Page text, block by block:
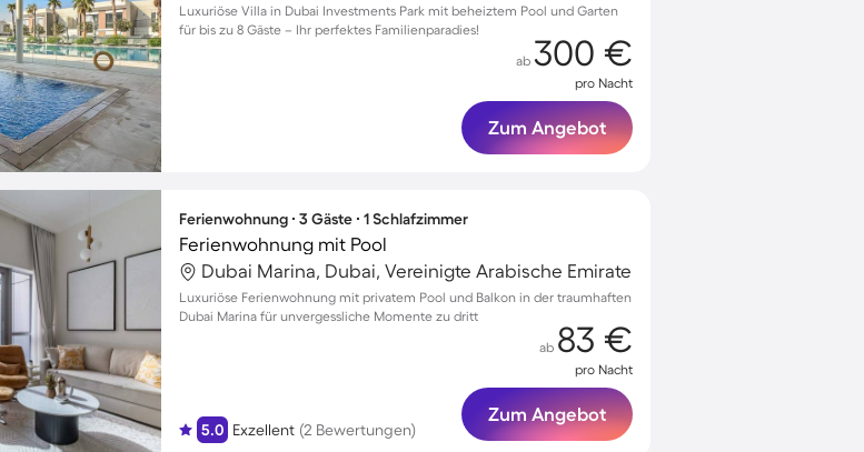
Luxuriöse Villa in Dubai Investments Park mit beheiztem Pool und Garten
für bis zu 8 Gäste – Ihr perfektes Familienparadies!
ab 300 €
pro Nacht
Zum Angebot
Ferienwohnung ∙ 3 Gäste ∙ 1 Schlafzimmer
Ferienwohnung mit Pool
Dubai Marina, Dubai, Vereinigte Arabische Emirate
Luxuriöse Ferienwohnung mit privatem Pool und Balkon in der traumhaften
Dubai Marina für unvergessliche Momente zu dritt
5.0 Exzellent (2 Bewertungen)
ab 83 €
pro Nacht
Zum Angebot